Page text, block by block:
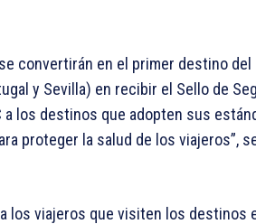
convertirán en el primer destino
y Sevilla) en recibir el Sello de
a los destinos que adopten sus
proteger la salud de los viajeros”,
los viajeros que visiten los